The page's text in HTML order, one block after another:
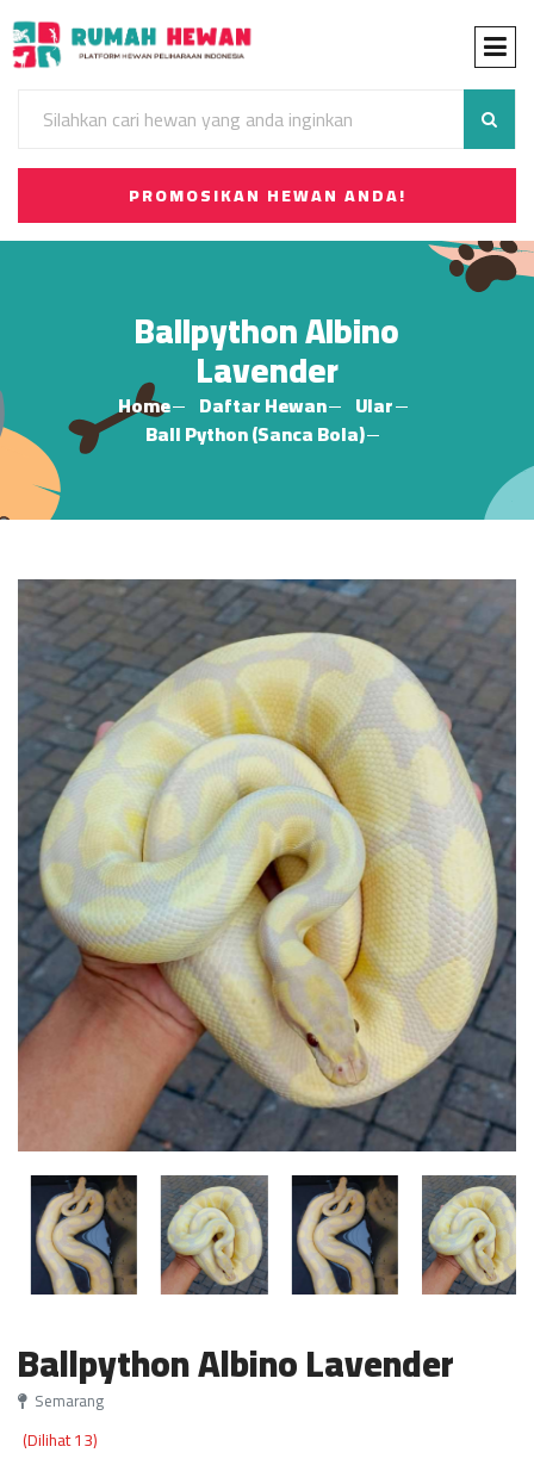
PROMOSIKAN HEWAN ANDA!
Ballpython Albino
Lavender
Home Daftar Hewan
Ular
Ball Python (Sanca Bola)
Ballpython Albino Lavender
Semarang
(Dilihat 13)